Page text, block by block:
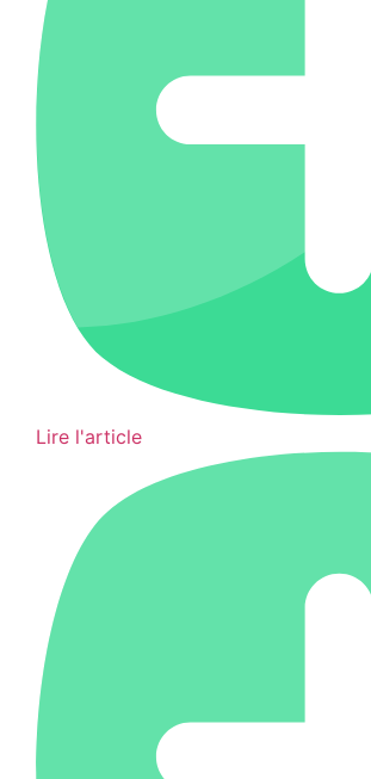
Lire l'article